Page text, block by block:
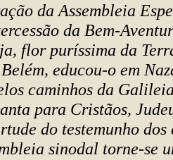
da Assembleia
da Bem-
flor puríssima da
educou-o em
caminhos da
para Cristãos,
do testemunho dos
sinodal torne-se